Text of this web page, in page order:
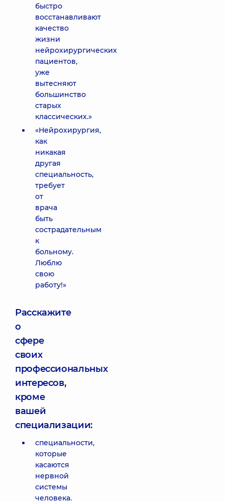
быстро
восстанавливают
качество
жизни
нейрохирургических
пациентов,
уже
вытесняют
большинство
старых
классических.»
«Нейрохирургия,
как
никакая
другая
специальность,
требует
от
врача
быть
сострадательным
к
больному.
Люблю
свою
работу!»
Расскажите
о
сфере
своих
профессиональных
интересов,
кроме
вашей
специализации:
специальности,
которые
касаются
нервной
системы
человека.